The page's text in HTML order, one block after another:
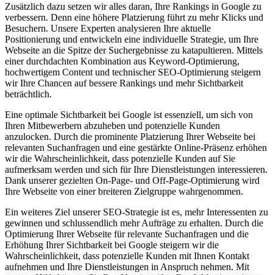
Zusätzlich dazu setzen wir alles daran, Ihre Rankings in Google zu
verbessern. Denn eine höhere Platzierung führt zu mehr Klicks und
Besuchern. Unsere Experten analysieren Ihre aktuelle
Positionierung und entwickeln eine individuelle Strategie, um Ihre
Webseite an die Spitze der Suchergebnisse zu katapultieren. Mittels
einer durchdachten Kombination aus Keyword-Optimierung,
hochwertigem Content und technischer SEO-Optimierung steigern
wir Ihre Chancen auf bessere Rankings und mehr Sichtbarkeit
beträchtlich.
Eine optimale Sichtbarkeit bei Google ist essenziell, um sich von
Ihren Mitbewerbern abzuheben und potenzielle Kunden
anzulocken. Durch die prominente Platzierung Ihrer Webseite bei
relevanten Suchanfragen und eine gestärkte Online-Präsenz erhöhen
wir die Wahrscheinlichkeit, dass potenzielle Kunden auf Sie
aufmerksam werden und sich für Ihre Dienstleistungen interessieren.
Dank unserer gezielten On-Page- und Off-Page-Optimierung wird
Ihre Webseite von einer breiteren Zielgruppe wahrgenommen.
Ein weiteres Ziel unserer SEO-Strategie ist es, mehr Interessenten zu
gewinnen und schlussendlich mehr Aufträge zu erhalten. Durch die
Optimierung Ihrer Webseite für relevante Suchanfragen und die
Erhöhung Ihrer Sichtbarkeit bei Google steigern wir die
Wahrscheinlichkeit, dass potenzielle Kunden mit Ihnen Kontakt
aufnehmen und Ihre Dienstleistungen in Anspruch nehmen. Mit